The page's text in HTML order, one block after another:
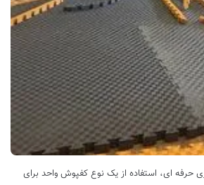
حرفه ای، استفاده از یک نوع کفپوش واحد برای